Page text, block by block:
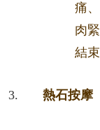
痛
肉
結
熱石按摩